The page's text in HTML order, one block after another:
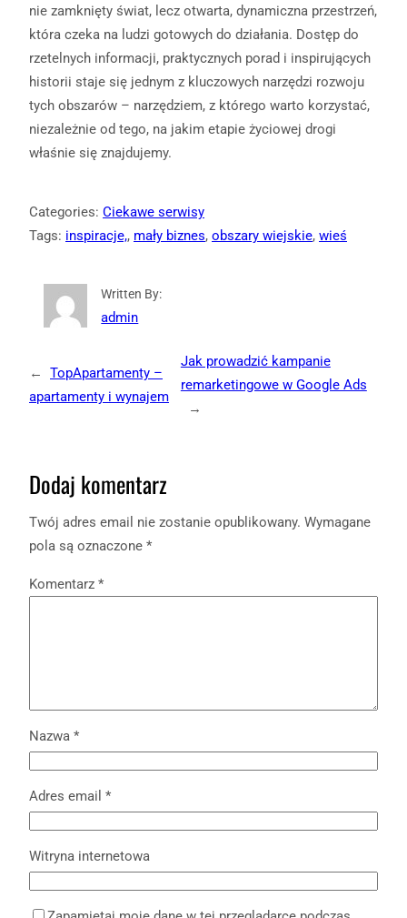
nie zamknięty świat, lecz otwarta, dynamiczna przestrzeń,
która czeka na ludzi gotowych do działania. Dostęp do
rzetelnych informacji, praktycznych porad i inspirujących
historii staje się jednym z kluczowych narzędzi rozwoju
tych obszarów – narzędziem, z którego warto korzystać,
niezależnie od tego, na jakim etapie życiowej drogi
właśnie się znajdujemy.
Categories: Ciekawe serwisy
Tags: inspiracje,, mały biznes, obszary wiejskie, wieś
Written By:
admin
←
TopApartamenty –
apartamenty i wynajem
Jak prowadzić kampanie
remarketingowe w Google Ads
→
Dodaj komentarz
Twój adres email nie zostanie opublikowany. Wymagane
pola są oznaczone *
Komentarz *
Nazwa *
Adres email *
Witryna internetowa